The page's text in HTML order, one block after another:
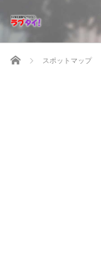
ホーム スポットマップ